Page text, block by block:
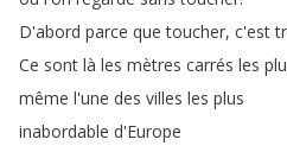
D'abord parce que toucher, c'est
Ce sont là les mètres carrés les
même l'une des villes les plus
inabordable d'Europe